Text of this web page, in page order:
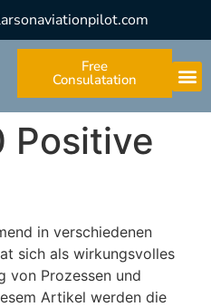
Free
Consulatation
Positive
in verschiedenen
sich als wirkungsvolles
von Prozessen und
Artikel werden die